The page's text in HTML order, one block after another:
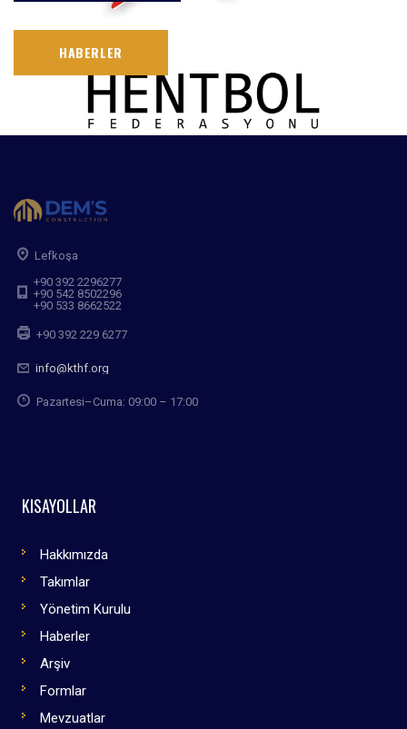
HABERLER
Lefkoşa
+90 392 2296277
+90 542 8502296
+90 533 8662522
+90 392 229 6277
info@kthf.org
Pazartesi–Cuma: 09:00 – 17:00
KISAYOLLAR
Hakkımızda
Takımlar
Yönetim Kurulu
Haberler
Arşiv
Formlar
Mevzuatlar